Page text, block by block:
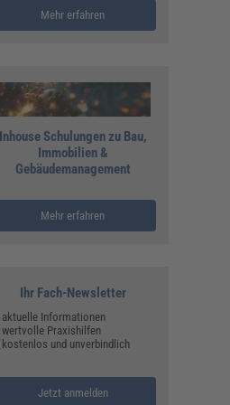
Mehr erfahren
Inhouse Schulungen zu Bau,
Immobilien &
Gebäudemanagement
Mehr erfahren
Ihr Fach-Newsletter
Informationen
Praxishilfen
und unverbindlich
Jetzt anmelden